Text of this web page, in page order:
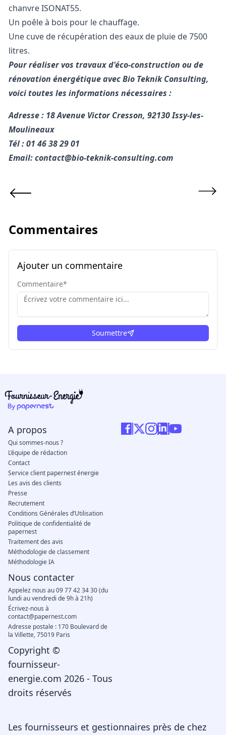
chanvre ISONAT55.
Un poêle à bois pour le chauffage.
Une cuve de récupération des eaux de pluie de 7500
litres.
Pour réaliser vos travaux d'éco-construction ou de
rénovation énergétique avec Bio Teknik Consulting,
voici toutes les informations nécessaires :
Adresse : 18 Avenue Victor Cresson, 92130 Issy-les-
Moulineaux
Tél : 01 46 38 29 01
Email: contact@bio-teknik-consulting.com
Commentaires
Ajouter un commentaire
Commentaire*
Soumettre
Les fournisseurs et gestionnaires près de chez
A propos
Qui sommes-nous ?
L’équipe de rédaction
Contact
Service client papernest énergie
Les avis des clients
Presse
Recrutement
Conditions Générales d’Utilisation
Politique de confidentialité de
papernest
Traitement des avis
Méthodologie de classement
Méthodologie IA
Nous contacter
Appelez nous au 09 77 42 34 30 (du
lundi au vendredi de 9h à 21h)
Écrivez-nous à
contact@papernest.com
Adresse postale : 170 Boulevard de
la Villette, 75019 Paris
Copyright ©
fournisseur-
energie.com 2026 - Tous
droits réservés